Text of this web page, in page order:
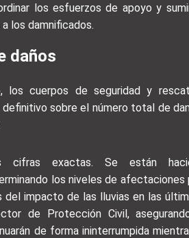
los esfuerzos de apoyo y
los damnificados.
daños
los cuerpos de seguridad y
sobre el número total de
cifras exactas. Se están
los niveles de afectaciones
del impacto de las lluvias en las
de Protección Civil,
de forma ininterrumpida